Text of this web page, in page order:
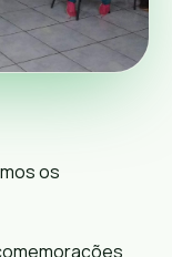
os